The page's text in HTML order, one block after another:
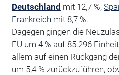
Deutschland mit 12,7 %,
Frankreich mit 8,7 %.
Dagegen gingen die
EU um 4 % auf 85.296
allem auf einen Rückgang
um 5,4 % zurückzuführen,